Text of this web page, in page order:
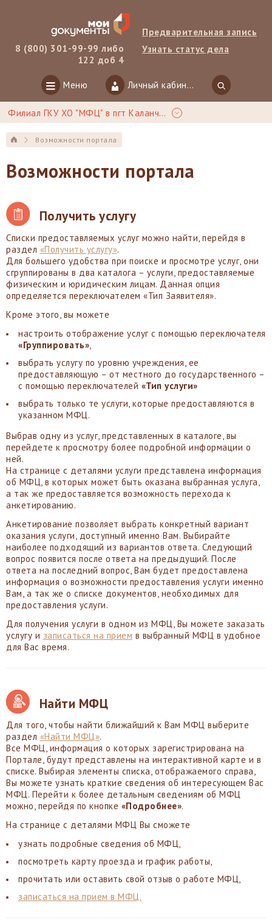
8 (800) 301-99-99 либо
122 доб 4
Предварительная запись
Узнать статус дела
Меню Личный кабинет
Филиал ГКУ ХО "МФЦ" в пгт Каланчак
Возможности портала
Возможности портала
Получить услугу
Списки предоставляемых услуг можно найти, перейдя в
раздел «Получить услугу».
Для большего удобства при поиске и просмотре услуг, они
сгруппированы в два каталога – услуги, предоставляемые
физическим и юридическим лицам. Данная опция
определяется переключателем «Тип Заявителя».
Кроме этого, вы можете
настроить отображение услуг с помощью переключателя
«Группировать»
выбрать услугу по уровню учреждения, ее
предоставляющую – от местного до государственного –
с помощью переключателей «Тип услуги»
выбрать только те услуги, которые предоставляются в
указанном МФЦ.
Выбрав одну из услуг, представленных в каталоге, вы
перейдете к просмотру более подробной информации о
ней.
На странице с деталями услуги представлена информация
об МФЦ, в которых может быть оказана выбранная услуга,
а так же предоставляется возможность перехода к
анкетированию.
Анкетирование позволяет выбрать конкретный вариант
оказания услуги, доступный именно Вам. Выбирайте
наиболее подходящий из вариантов ответа. Следующий
вопрос появится после ответа на предыдущий. После
ответа на последний вопрос, Вам будет предоставлена
информация о возможности предоставления услуги именно
Вам, а так же о списке документов, необходимых для
предоставления услуги.
Для получения услуги в одном из МФЦ, Вы можете заказать
услугу и записаться на прием в выбранный МФЦ в удобное
для Вас время.
Найти МФЦ
Для того, чтобы найти ближайший к Вам МФЦ выберите
раздел «Найти МФЦ».
Все МФЦ, информация о которых зарегистрирована на
Портале, будут представлены на интерактивной карте и в
списке. Выбирая элементы списка, отображаемого справа,
Вы можете узнать краткие сведения об интересующем Вас
МФЦ. Перейти к более детальным сведениям об МФЦ
можно, перейдя по кнопке «Подробнее».
На странице с деталями МФЦ Вы сможете
узнать подробные сведения об МФЦ,
посмотреть карту проезда и график работы,
прочитать или оставить свой отзыв о работе МФЦ,
записаться на прием в МФЦ.